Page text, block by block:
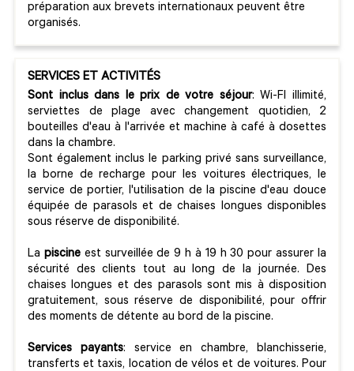
préparation aux brevets internationaux peuvent être
organisés.
SERVICES ET ACTIVITÉS
Sont inclus dans le prix de votre séjour: Wi-FI illimité,
serviettes de plage avec changement quotidien, 2
bouteilles d'eau à l'arrivée et machine à café à dosettes
dans la chambre.
Sont également inclus le parking privé sans surveillance,
la borne de recharge pour les voitures électriques, le
service de portier, l'utilisation de la piscine d'eau douce
équipée de parasols et de chaises longues disponibles
sous réserve de disponibilité.
La piscineest surveillée de 9 h à 19 h 30 pour assurer la
sécurité des clients tout au long de la journée. Des
chaises longues et des parasols sont mis à disposition
gratuitement, sous réserve de disponibilité, pour offrir
des moments de détente au bord de la piscine.
Services payants: service en chambre, blanchisserie,
transferts et taxis, location de vélos et de voitures. Pour